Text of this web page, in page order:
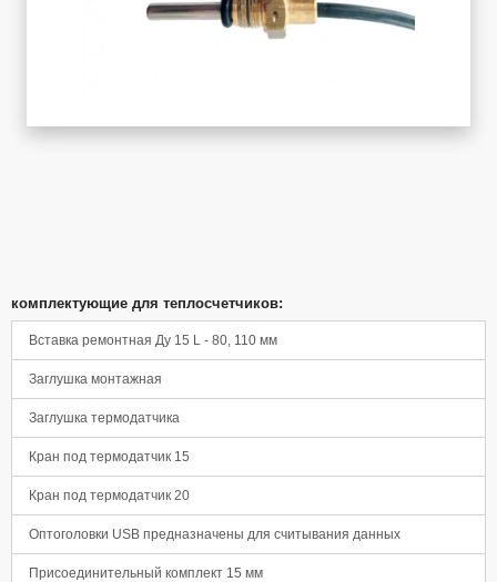
комплектующие для теплосчетчиков:
Вставка ремонтная Ду 15 L - 80, 110 мм
Заглушка монтажная
Заглушка термодатчика
Кран под термодатчик 15
Кран под термодатчик 20
Оптоголовки USB предназначены для считывания данных
Присоединительный комплект 15 мм